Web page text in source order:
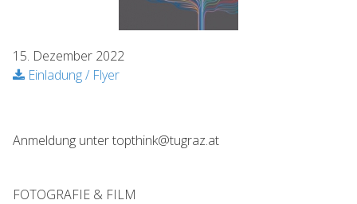
15. Dezember 2022
Einladung / Flyer
Anmeldung unter topthink@tugraz.at
FOTOGRAFIE & FILM